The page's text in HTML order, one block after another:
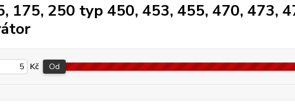
175, 250 typ 450, 453, 455, 470, 473,
Kč Od